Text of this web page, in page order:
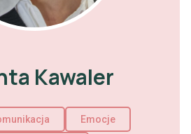
Kawaler
Emocje